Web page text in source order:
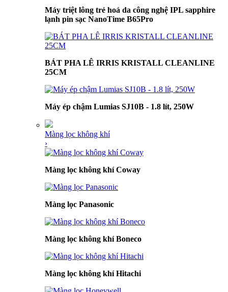
Máy triệt lông trẻ hoá da công nghệ IPL sapphire
lạnh pin sạc NanoTime B65Pro
BÁT PHA LÊ IRRIS KRISTALL CLEANLINE
25CM
Máy ép chậm Lumias SJ10B - 1.8 lít, 250W
Màng lọc không khí
›
Màng lọc không khí Coway
Màng lọc Panasonic
Màng lọc không khí Boneco
Màng lọc không khí Hitachi